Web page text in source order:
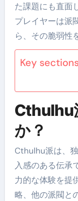
た課題にも直面
プレイヤーは派
ら、その脆弱性
Key
Cthulhu
か？
Cthulhu派は、
入感のある伝承
力的な体験を提
略、他の派閥と